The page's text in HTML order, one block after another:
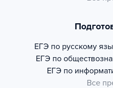
ЕГЭ по русскому
ЕГЭ по
ЕГЭ по
Все